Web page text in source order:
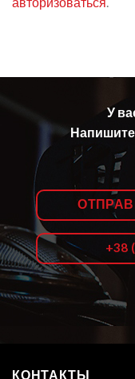
У
+38
КОНТАКТЫ